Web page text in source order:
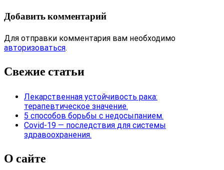
Добавить комментарий
Для отправки комментария вам необходимо
авторизоваться.
Свежие статьи
Лекарственная устойчивость рака:
терапевтическое значение.
5 способов борьбы с недосыпанием.
Covid-19 — последствия для системы
здравоохранения.
О сайте